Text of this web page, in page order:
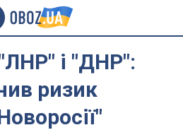
і "ДНР":
ризик